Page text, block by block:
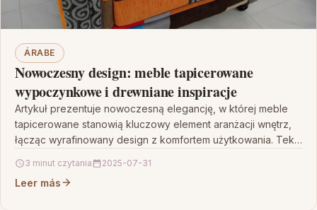
ÁRABE
Nowoczesny design: meble tapicerowane
wypoczynkowe i drewniane inspiracje
Artykuł prezentuje nowoczesną elegancję, w której meble
tapicerowane stanowią kluczowy element aranżacji wnętrz,
łącząc wyrafinowany design z komfortem użytkowania. Tekst
3 minut czytania 2025-07-31
Leer más